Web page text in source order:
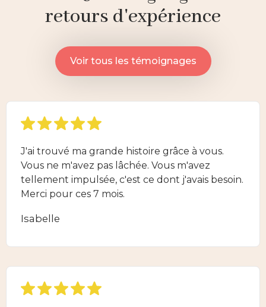
retours d'expérience
Voir tous les témoignages
J'ai trouvé ma grande histoire grâce à vous.
Vous ne m'avez pas lâchée. Vous m'avez
tellement impulsée, c'est ce dont j'avais besoin.
Merci pour ces 7 mois.
Isabelle